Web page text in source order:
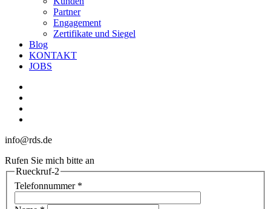
Partner
Engagement
Zertifikate und Siegel
Blog
KONTAKT
JOBS
info@rds.de
Rufen Sie mich bitte an
Rueckruf-2
Telefonnummer *